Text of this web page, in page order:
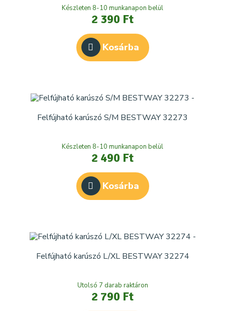
Készleten 8-10 munkanapon belül
2 390 Ft
Kosárba
Felfújható karúszó S/M BESTWAY 32273
Készleten 8-10 munkanapon belül
2 490 Ft
Kosárba
Felfújható karúszó L/XL BESTWAY 32274
Utolsó 7 darab raktáron
2 790 Ft